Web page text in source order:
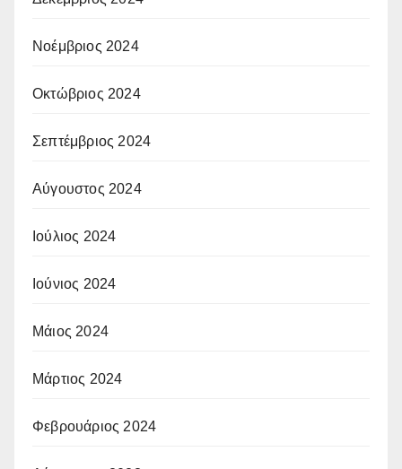
Νοέμβριος 2024
Οκτώβριος 2024
Σεπτέμβριος 2024
Αύγουστος 2024
Ιούλιος 2024
Ιούνιος 2024
Μάιος 2024
Μάρτιος 2024
Φεβρουάριος 2024